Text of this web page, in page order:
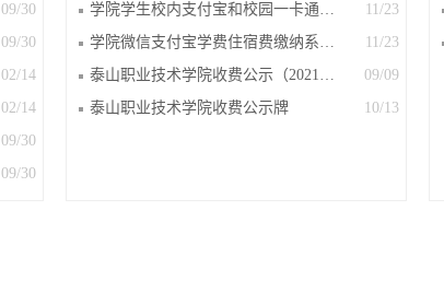
09/30
09/30
02/14
02/14
09/30
09/30
11/23
学院学生校内支付宝和校园一卡通消费支...
11/23
学院微信支付宝学费住宿费缴纳系统使用说明
09/09
泰山职业技术学院收费公示（2021年）
10/13
​泰山职业技术学院收费公示牌